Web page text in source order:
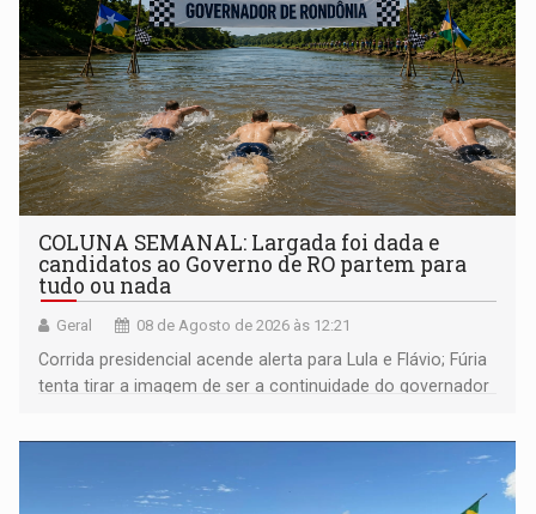
COLUNA SEMANAL: Largada foi dada e
candidatos ao Governo de RO partem para
tudo ou nada
Geral 08 de Agosto de 2026 às 12:21
Corrida presidencial acende alerta para Lula e Flávio; Fúria
tenta tirar a imagem de ser a continuidade do governador
não ter entrado no modo eleição; ABAV faz evento em